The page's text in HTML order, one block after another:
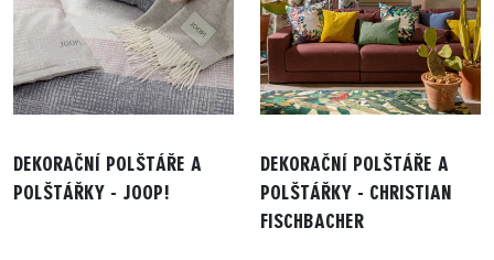
DEKORAČNÍ POLŠTÁŘE A
POLŠTÁŘKY - JOOP!
DEKORAČNÍ POLŠTÁŘE A
POLŠTÁŘKY - CHRISTIAN
FISCHBACHER